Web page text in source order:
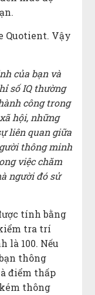
Quotient. Vậy
của bạn và
số IQ thường
công trong
hội, những
liên quan giữa
thông minh
việc chăm
người đó sử
tính bằng
tra trí
là 100. Nếu
thông
điểm thấp
thông